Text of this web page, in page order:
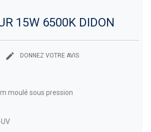
15W 6500K DIDON
DONNEZ VOTRE AVIS
moulé sous pression